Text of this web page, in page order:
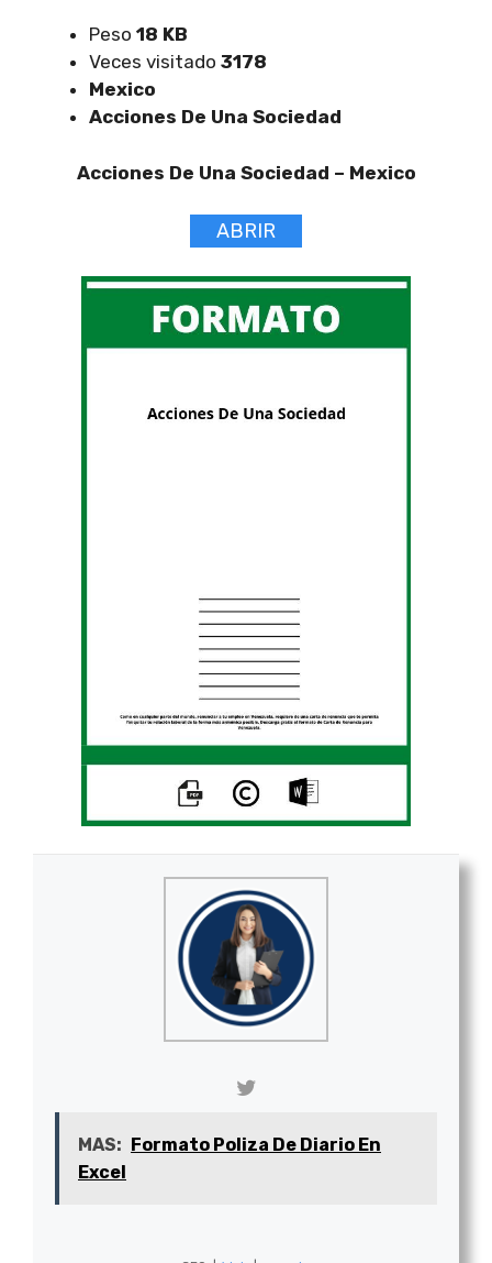
Peso 18 KB
Veces visitado 3178
Mexico
Acciones De Una Sociedad
Acciones De Una Sociedad – Mexico
ABRIR
MAS: Formato Poliza De Diario En
Excel